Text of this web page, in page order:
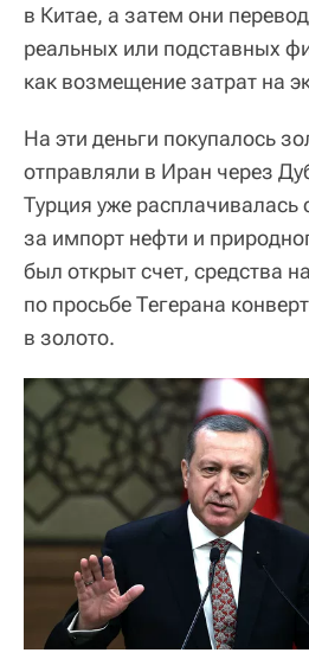
в Китае, а затем они
реальных или подставных
как возмещение затрат на
На эти деньги покупалось
отправляли в Иран через
Турция уже
за импорт нефти и
был открыт счет, средства
по просьбе Тегерана
в золото.